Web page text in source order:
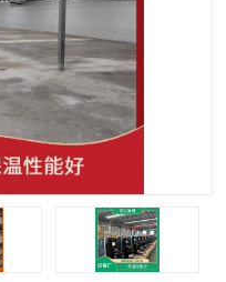
泸州冻库，泸州冷库
自贡冻库组装
攀枝花冻库
宜宾冷库，宜宾冻库设备